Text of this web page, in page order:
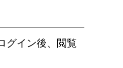
グイン後、閲覧